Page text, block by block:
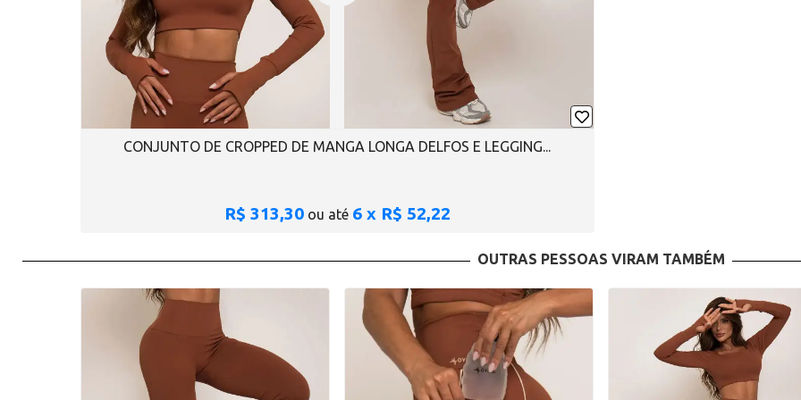
CONJUNTO DE CROPPED DE MANGA LONGA DELFOS E LEGGING...
R$ 313,30 ou até 6 x R$ 52,22
OUTRAS PESSOAS VIRAM TAMBÉM